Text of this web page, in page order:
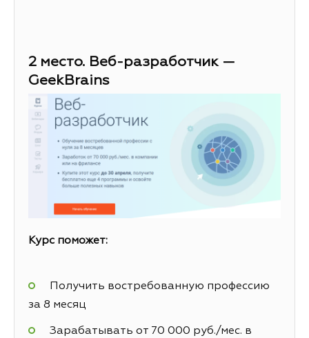
2 место. Веб-разработчик —
GeekBrains
Курс поможет:
Получить востребованную профессию
за 8 месяц
Зарабатывать от 70 000 руб./мес. в